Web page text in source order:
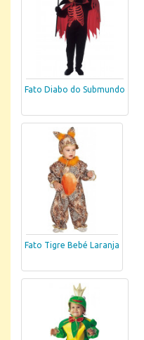
Fato Diabo do Submundo
Fato Tigre Bebé Laranja